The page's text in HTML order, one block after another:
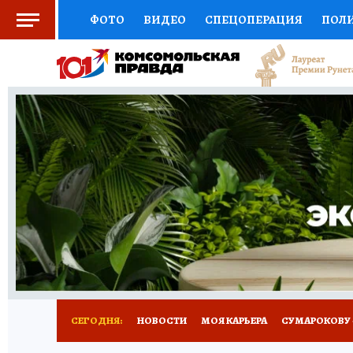
ФОТО ВИДЕО СПЕЦОПЕРАЦИЯ
СОЦПОДДЕРЖКА НАУКА АФИША
ВЫБОР ЭКСПЕРТОВ ДОКТОР
КНИЖНАЯ ПОЛКА ПРОГНОЗЫ НА СПОРТ
ПРЕСС-ЦЕНТР НЕДВИЖИМОСТЬ
РАДИО КП РЕКЛАМА ТЕСТЫ НОВОЕ
СЕГОДНЯ: НОВОСТИ МОЯ КАРЬЕРА СУМАРОКОВУ